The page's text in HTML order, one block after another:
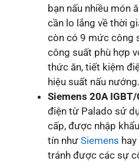
bạn nấu nhiều món
cần lo lắng về thời
còn có 9 mức công
công suất phù hợp
thức ăn, tiết kiệm
hiệu suất nấu nướng.
Siemens 20A
điện từ Palado sử
cấp, được nhập
tín như Siemens
tránh được các sự